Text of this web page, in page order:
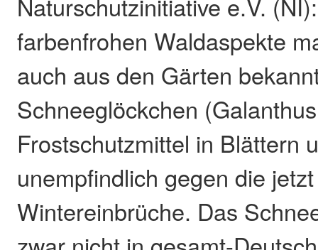
farbenfrohen Waldaspekte
auch aus den Gärten
Schneeglöckchen
Frostschutzmittel in Blättern
unempfindlich gegen die
Wintereinbrüche. Das